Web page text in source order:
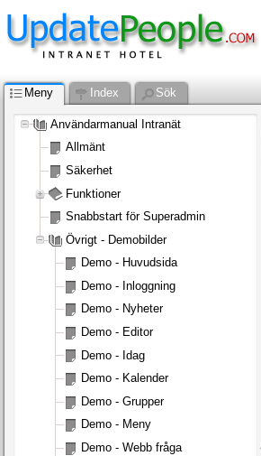
Meny Index Sök
Användarmanual Intranät
Allmänt
Säkerhet
Funktioner
Snabbstart för Superadmin
Övrigt - Demobilder
Demo - Huvudsida
Demo - Inloggning
Demo - Nyheter
Demo - Editor
Demo - Idag
Demo - Kalender
Demo - Grupper
Demo - Meny
Demo - Webb fråga